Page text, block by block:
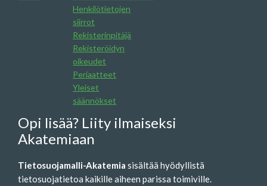
Henkilötietojen
siirrot
Rekisterinpitäjä
Rekisteröidyn
oikeudet
Periaatteet
Yleiset
säännökset
Opi lisää? Liity ilmaiseksi
Akatemiaan
Tietosuojamalli-Akatemia sisältää hyödyllistä
tietosuojatietoa kaikille aiheen parissa toimiville.